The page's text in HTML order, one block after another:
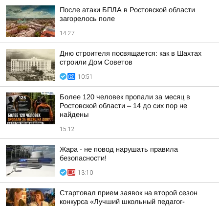
После атаки БПЛА в Ростовской области
загорелось поле
14:27
Дню строителя посвящается: как в Шахтах
строили Дом Советов
10:51
Более 120 человек пропали за месяц в
Ростовской области – 14 до сих пор не
найдены
15:12
Жара - не повод нарушать правила
безопасности!
13:10
Стартовал прием заявок на второй сезон
конкурса «Лучший школьный педагог-